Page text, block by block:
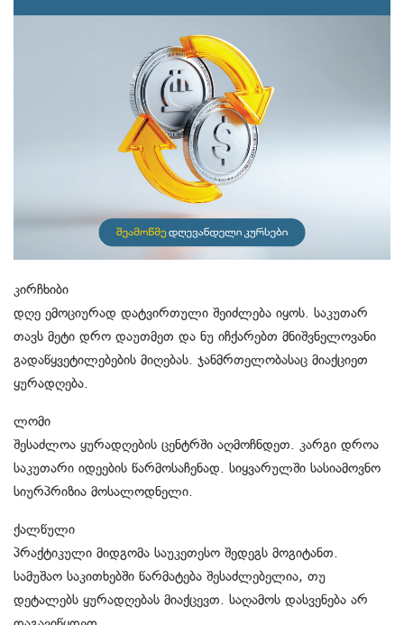
კირჩხიბი
დღე ემოციურად დატვირთული შეიძლება იყოს. საკუთარ
თავს მეტი დრო დაუთმეთ და ნუ იჩქარებთ მნიშვნელოვანი
გადაწყვეტილებების მიღებას. ჯანმრთელობასაც მიაქციეთ
ყურადღება.
ლომი
შესაძლოა ყურადღების ცენტრში აღმოჩნდეთ. კარგი დროა
საკუთარი იდეების წარმოსაჩენად. სიყვარულში სასიამოვნო
სიურპრიზია მოსალოდნელი.
ქალწული
პრაქტიკული მიდგომა საუკეთესო შედეგს მოგიტანთ.
სამუშაო საკითხებში წარმატება შესაძლებელია, თუ
დეტალებს ყურადღებას მიაქცევთ. საღამოს დასვენება არ